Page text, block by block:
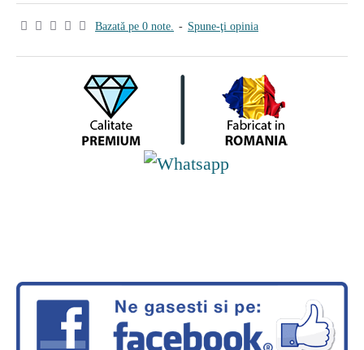
Bazată pe 0 note. - Spune-ţi opinia